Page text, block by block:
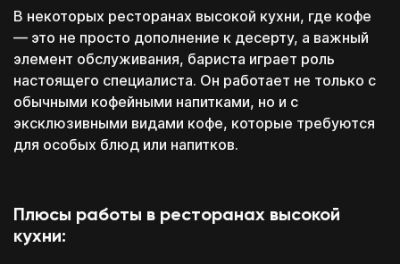
В некоторых ресторанах высокой кухни, где кофе
— это не просто дополнение к десерту, а важный
элемент обслуживания, бариста играет роль
настоящего специалиста. Он работает не только с
обычными кофейными напитками, но и с
эксклюзивными видами кофе, которые требуются
для особых блюд или напитков.
Плюсы работы в ресторанах высокой
кухни: